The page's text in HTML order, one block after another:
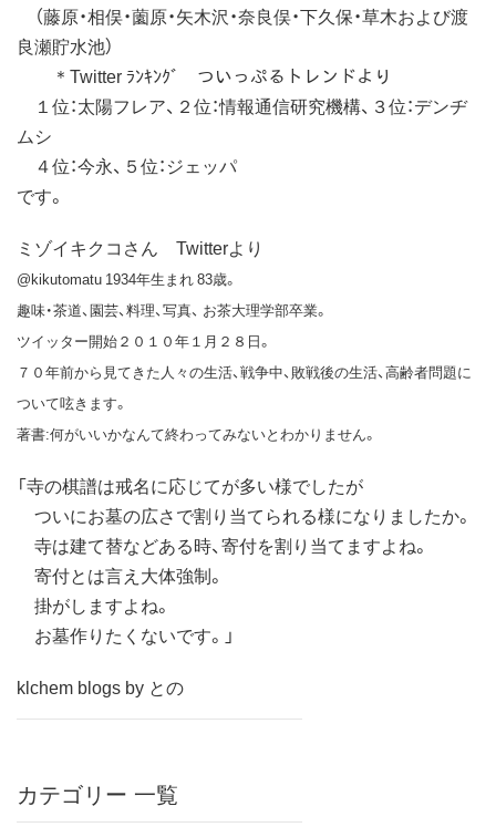
（藤原・相俣・薗原・矢木沢・奈良俣・下久保・草木および渡
良瀬貯水池）
＊Twitter ﾗﾝｷﾝｸﾞ ついっぷるトレンドより
１位：太陽フレア、２位：情報通信研究機構、３位：デンヂ
ムシ
４位：今永、５位：ジェッパ
です。
ミゾイキクコさん Twitterより
@kikutomatu 1934年生まれ 83歳。
趣味・茶道、園芸、料理、写真、 お茶大理学部卒業。
ツイッター開始２０１０年１月２８日。
７０年前から見てきた人々の生活、戦争中、敗戦後の生活、高齢者問題に
ついて呟きます。
著書:何がいいかなんて終わってみないとわかりません。
「寺の棋譜は戒名に応じてが多い様でしたが
ついにお墓の広さで割り当てられる様になりましたか。
寺は建て替などある時、寄付を割り当てますよね。
寄付とは言え大体強制。
掛がしますよね。
お墓作りたくないです。」
klchem blogs by との
カテゴリー 一覧